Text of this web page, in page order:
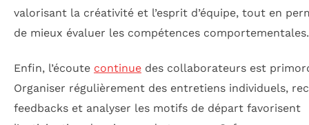
valorisant la créativité et l’esprit d’équipe, tout en
de mieux évaluer les compétences comportementales.
Enfin, l’écoute continue des collaborateurs est
Organiser régulièrement des entretiens individuels,
feedbacks et analyser les motifs de départ favorisent